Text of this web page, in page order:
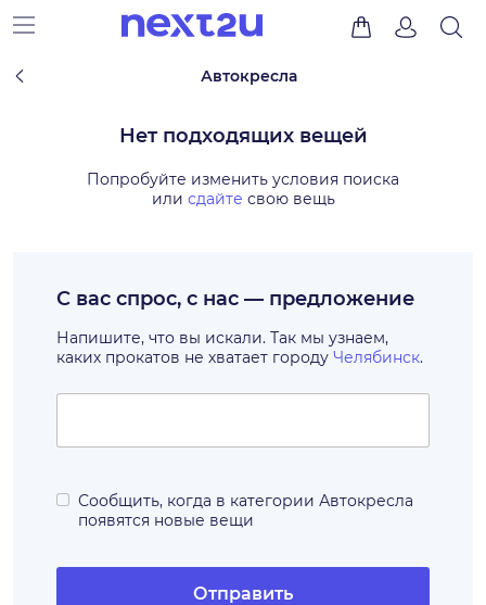
Автокресла
Нет подходящих вещей
Попробуйте изменить условия поиска
или сдайте свою вещь
С вас спрос, с нас — предложение
Напишите, что вы искали. Так мы узнаем,
каких прокатов не хватает городу Челябинск.
Сообщить, когда в категории Автокресла
появятся новые вещи
Отправить